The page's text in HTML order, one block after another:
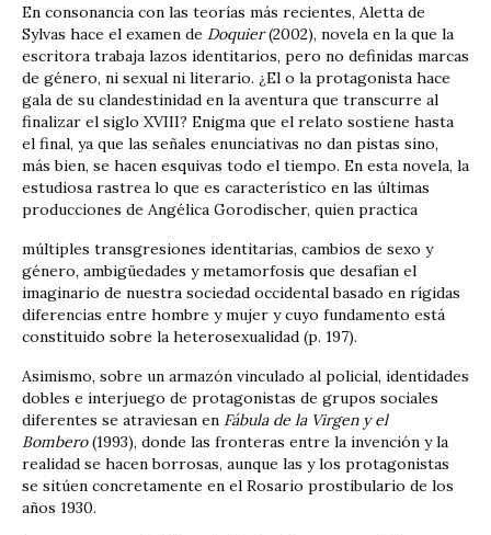
En consonancia con las teorías más recientes, Aletta de
Sylvas hace el examen de Doquier(2002), novela en la que la
escritora trabaja lazos identitarios, pero no definidas marcas
de género, ni sexual ni literario. ¿El o la protagonista hace
gala de su clandestinidad en la aventura que transcurre al
finalizar el siglo XVIII? Enigma que el relato sostiene hasta
el final, ya que las señales enunciativas no dan pistas sino,
más bien, se hacen esquivas todo el tiempo. En esta novela, la
estudiosa rastrea lo que es característico en las últimas
producciones de Angélica Gorodischer, quien practica
múltiples transgresiones identitarias, cambios de sexo y
género, ambigüedades y metamorfosis que desafían el
imaginario de nuestra sociedad occidental basado en rígidas
diferencias entre hombre y mujer y cuyo fundamento está
constituido sobre la heterosexualidad (p. 197).
Asimismo, sobre un armazón vinculado al policial, identidades
dobles e interjuego de protagonistas de grupos sociales
diferentes se atraviesan en Fábula de la Virgen y el
Bombero(1993), donde las fronteras entre la invención y la
realidad se hacen borrosas, aunque las y los protagonistas
se sitúen concretamente en el Rosario prostibulario de los
años 1930.